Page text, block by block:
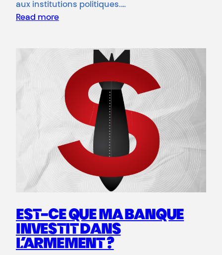
aux institutions politiques.…
Read more
EST-CE QUE MA BANQUE
INVESTIT DANS
L’ARMEMENT ?